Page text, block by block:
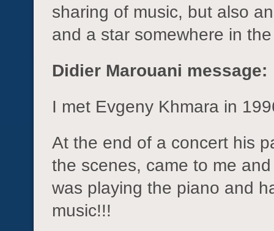
sharing of music, but also
and a star somewhere in
Didier Marouani message:
I met Evgeny Khmara in
At the end of a concert his
the scenes, came to me
was playing the piano and
music!!!